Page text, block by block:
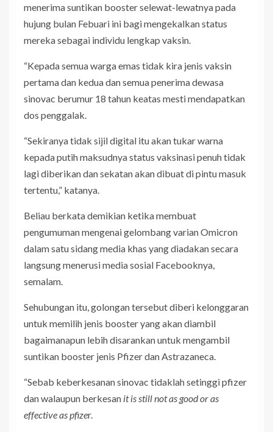
menerima suntikan booster selewat-lewatnya pada
hujung bulan Febuari ini bagi mengekalkan status
mereka sebagai individu lengkap vaksin.
“Kepada semua warga emas tidak kira jenis vaksin
pertama dan kedua dan semua penerima dewasa
sinovac berumur 18 tahun keatas mesti mendapatkan
dos penggalak.
“Sekiranya tidak sijil digital itu akan tukar warna
kepada putih maksudnya status vaksinasi penuh tidak
lagi diberikan dan sekatan akan dibuat di pintu masuk
tertentu,” katanya.
Beliau berkata demikian ketika membuat
pengumuman mengenai gelombang varian Omicron
dalam satu sidang media khas yang diadakan secara
langsung menerusi media sosial Facebooknya,
semalam.
Sehubungan itu, golongan tersebut diberi kelonggaran
untuk memilih jenis booster yang akan diambil
bagaimanapun lebih disarankan untuk mengambil
suntikan booster jenis Pfizer dan Astrazaneca.
“Sebab keberkesanan sinovac tidaklah setinggi pfizer
dan walaupun berkesan it is still not as good or as
effective as pfizer.